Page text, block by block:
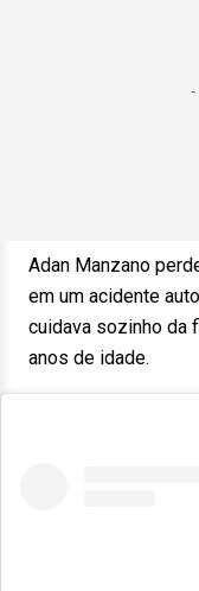
Adan Manzano
em um acidente
cuidava sozinho da
anos de idade.